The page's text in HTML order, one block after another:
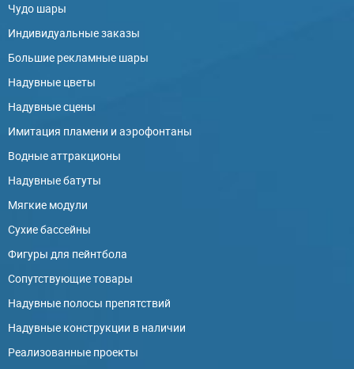
Чудо шары
Индивидуальные заказы
Большие рекламные шары
Надувные цветы
Надувные сцены
Имитация пламени и аэрофонтаны
Водные аттракционы
Надувные батуты
Мягкие модули
Сухие бассейны
Фигуры для пейнтбола
Сопутствующие товары
Надувные полосы препятствий
Надувные конструкции в наличии
Реализованные проекты